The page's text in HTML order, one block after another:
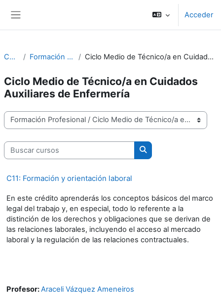
Acceder
Cursos Formación Profesional Ciclo Medio de Técnico/a en Cuidados Auxiliares de Enfermería
Ciclo Medio de Técnico/a en Cuidados
Auxiliares de Enfermería
Categorías
Buscar cursos
Buscar cursos
C11: Formación y orientación laboral
En este crédito aprenderás los conceptos básicos del marco
legal del trabajo y, en especial, todo lo referente a la
distinción de los derechos y obligaciones que se derivan de
las relaciones laborales, incluyendo el acceso al mercado
laboral y la regulación de las relaciones contractuales.
Profesor:Araceli Vázquez Ameneiros